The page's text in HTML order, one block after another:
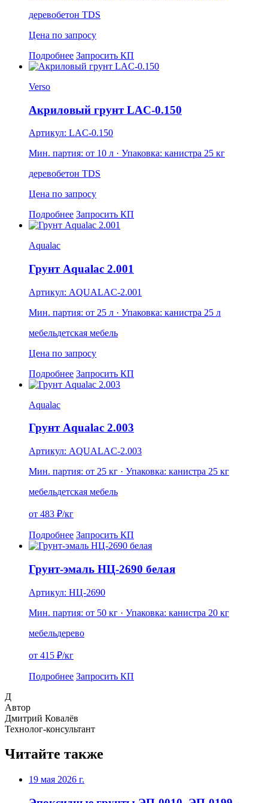
деревобетон TDS
Цена по запросу
Подробнее Запросить КП
Verso
Акриловый грунт LAC-0.150
Артикул: LAC-0.150
Мин. партия: от 10 л · Упаковка: канистра 25 кг
деревобетон TDS
Цена по запросу
Подробнее Запросить КП
Aqualac
Грунт Aqualac 2.001
Артикул: AQUALAC-2.001
Мин. партия: от 25 л · Упаковка: канистра 25 л
мебельдетская мебель
Цена по запросу
Подробнее Запросить КП
Aqualac
Грунт Aqualac 2.003
Артикул: AQUALAC-2.003
Мин. партия: от 25 кг · Упаковка: канистра 25 кг
мебельдетская мебель
от 483 ₽/кг
Подробнее Запросить КП
Грунт-эмаль НЦ-2690 белая
Артикул: НЦ-2690
Мин. партия: от 50 кг · Упаковка: канистра 20 кг
мебельдерево
от 415 ₽/кг
Подробнее Запросить КП
Д
Автор
Дмитрий Ковалёв
Технолог-консультант
Читайте также
19 мая 2026 г.